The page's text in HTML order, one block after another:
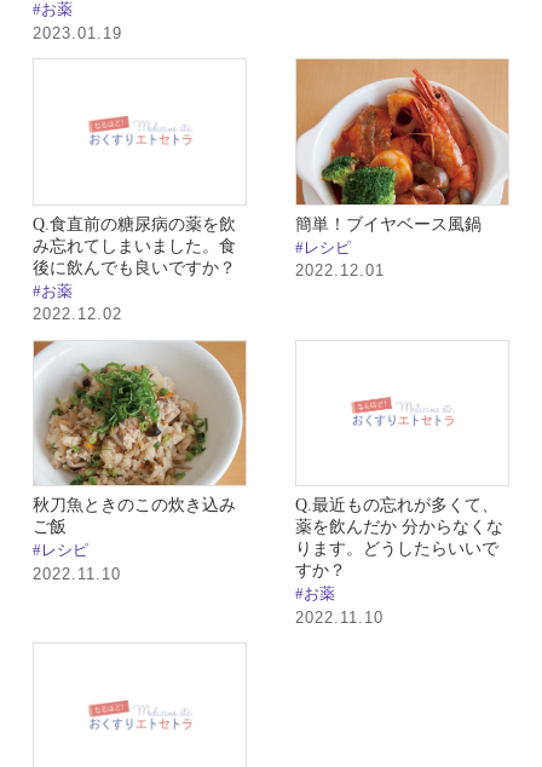
#お薬
2023.01.19
Q.食直前の糖尿病の薬を飲
み忘れてしまいました。食
後に飲んでも良いですか？
#お薬
2022.12.02
簡単！ブイヤベース風鍋
#レシピ
2022.12.01
秋刀魚ときのこの炊き込み
ご飯
#レシピ
2022.11.10
Q.最近もの忘れが多くて、
薬を飲んだか 分からなくな
ります。どうしたらいいで
すか？
#お薬
2022.11.10